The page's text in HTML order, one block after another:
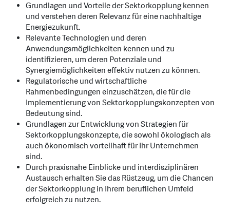
Grundlagen und Vorteile der Sektorkopplung kennen
und verstehen deren Relevanz für eine nachhaltige
Energiezukunft.
Relevante Technologien und deren
Anwendungsmöglichkeiten kennen und zu
identifizieren, um deren Potenziale und
Synergiemöglichkeiten effektiv nutzen zu können.
Regulatorische und wirtschaftliche
Rahmenbedingungen einzuschätzen, die für die
Implementierung von Sektorkopplungskonzepten von
Bedeutung sind.
Grundlagen zur Entwicklung von Strategien für
Sektorkopplungskonzepte, die sowohl ökologisch als
auch ökonomisch vorteilhaft für Ihr Unternehmen
sind.
Durch praxisnahe Einblicke und interdisziplinären
Austausch erhalten Sie das Rüstzeug, um die Chancen
der Sektorkopplung in Ihrem beruflichen Umfeld
erfolgreich zu nutzen.